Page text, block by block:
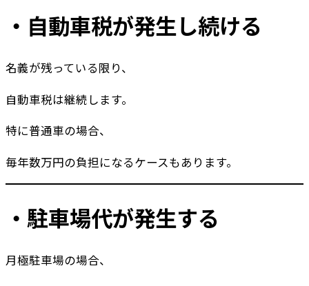
・自動車税が発生し続ける
名義が残っている限り、
自動車税は継続します。
特に普通車の場合、
毎年数万円の負担になるケースもあります。
・駐車場代が発生する
月極駐車場の場合、